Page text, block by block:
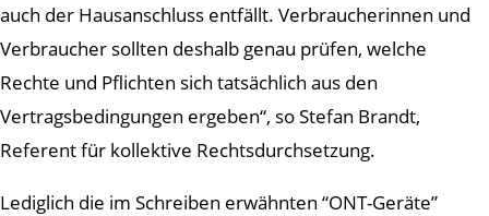
auch der Hausanschluss entfällt. Verbraucherinnen und
Verbraucher sollten deshalb genau prüfen, welche
Rechte und Pflichten sich tatsächlich aus den
Vertragsbedingungen ergeben“, so Stefan Brandt,
Referent für kollektive Rechtsdurchsetzung.
Lediglich die im Schreiben erwähnten “ONT-Geräte”